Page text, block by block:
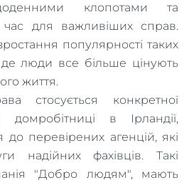
клопотами та
час для важливіших справ.
популярності таких
де люди все більше цінують
життя.
стосується конкретної
в Ірландії,
до перевірених агенцій, які
надійних фахівців. Такі
"Добро людям", мають